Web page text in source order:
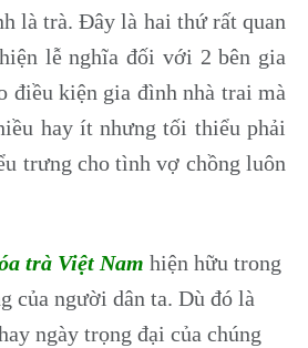
là trà. Đây là hai thứ rất quan
lễ nghĩa đối với 2 bên gia
điều kiện gia đình nhà trai mà
hay ít nhưng tối thiểu phải
trưng cho tình vợ chồng luôn
trà Việt Nam hiện hữu trong
của người dân ta. Dù đó là
ngày trọng đại của chúng